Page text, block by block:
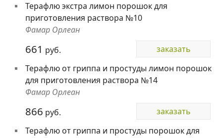
Терафлю экстра лимон порошок для
приготовления раствора №10
Фамар Орлеан
661 руб.
заказать
Терафлю от гриппа и простуды лимон порошок
для приготовления раствора №14
Фамар Орлеан
866 руб.
заказать
Терафлю от гриппа и простуды порошок для